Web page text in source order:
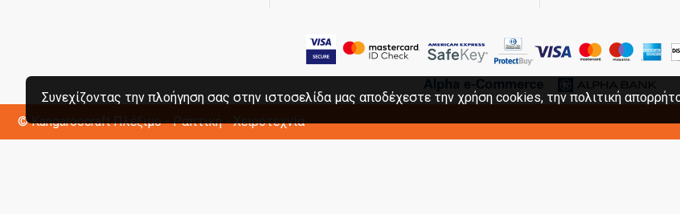
© KangaroocraftΠλέξιμο - Ραπτική - Χειροτεχνία
Συνεχίζοντας την πλοήγηση σας στην ιστοσελίδα μας αποδέχεστε την χρήση cookies, την πολιτική